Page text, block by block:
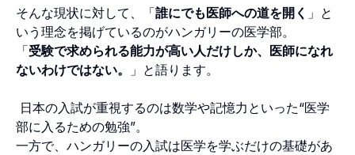
そんな現状に対して、「誰にでも医師への道を開く 」と
いう理念を掲げているのがハンガリーの医学部。
「受験で求められる能力が高い人だけしか、医師になれ
ないわけではない。
」と語ります。
日本の入試が重視するのは数学や記憶力といった“医学
部に入るための勉強”。
一方で、ハンガリーの入試は医学を学ぶだけの基礎があ